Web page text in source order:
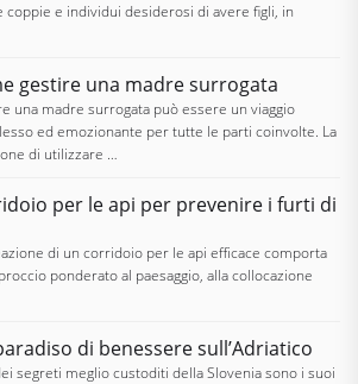
coppie e individui desiderosi di avere figli, in
gestire una madre surrogata
una madre surrogata può essere un viaggio
ed emozionante per tutte le parti coinvolte. La
di utilizzare …
per le api per prevenire i furti di
di un corridoio per le api efficace comporta
ponderato al paesaggio, alla collocazione
di benessere sull’Adriatico
segreti meglio custoditi della Slovenia sono i suoi